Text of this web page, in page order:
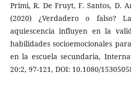
Primi, R. De Fruyt, F. Santos, D.
(2020) ¿Verdadero o falso?
aquiescencia influyen en la
habilidades socioemocionales
en la escuela secundaria,
20:2, 97-121, DOI: 10.1080/